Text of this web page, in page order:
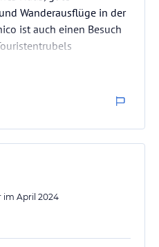
Wanderausflüge in der
ist auch einen Besuch
im April 2024